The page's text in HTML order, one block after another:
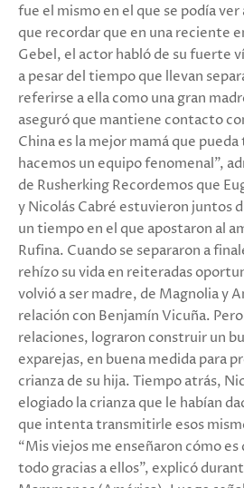
fue el mismo en el que se podía
que recordar que en una reciente
Gebel, el actor habló de su fuerte
a pesar del tiempo que llevan
referirse a ella como una gran
aseguró que mantiene contacto
China es la mejor mamá que
hacemos un equipo fenomenal”,
de Rusherking Recordemos que
y Nicolás Cabré estuvieron juntos
un tiempo en el que apostaron al
Rufina. Cuando se separaron a
rehízo su vida en reiteradas
volvió a ser madre, de Magnolia y
relación con Benjamín Vicuña.
relaciones, lograron construir un
exparejas, en buena medida para
crianza de su hija. Tiempo atrás,
elogiado la crianza que le habían
que intenta transmitirle esos
“Mis viejos me enseñaron cómo
todo gracias a ellos”, explicó